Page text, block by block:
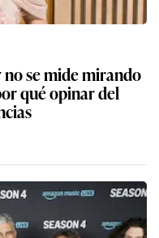
no se mide mirando
qué opinar del